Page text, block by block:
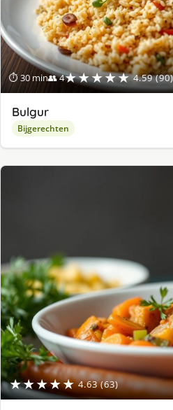
⏱ 30 min👥 4★★★★★ 4.59 (90)
Bulgur
Bijgerechten
★★★★★ 4.63 (63)